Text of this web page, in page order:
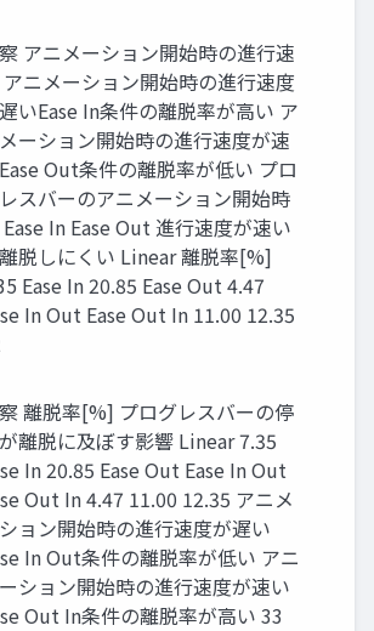
アニメーション開始時の進行速
ニメーション開始時の進行速度
いEase In条件の離脱率が高い ア
ーション開始時の進行速度が速
Out条件の離脱率が低い プロ
スバーのアニメーション開始時
Ease In Ease Out 進行速度が速い
脱しにくい Linear 離脱率[%]
Ease In 20.85 Ease Out 4.47
In Out Ease Out In 11.00 12.35
離脱率[%] プログレスバーの停
離脱に及ぼす影響 Linear 7.35
In 20.85 Ease Out Ease In Out
Out In 4.47 11.00 12.35 アニメ
ョン開始時の進行速度が遅い
In Out条件の離脱率が低い アニ
ション開始時の進行速度が速い
Out In条件の離脱率が高い 33